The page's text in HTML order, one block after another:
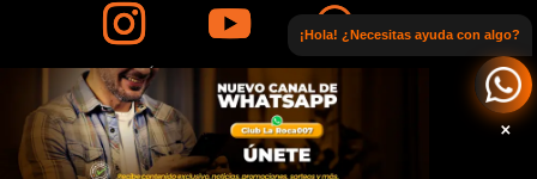
Únete a nuestro canal de WhatsApp
© Copyright 2024. Todos los derechos
reservados. Sitio web elaborado por
WWW.CESARLITTLE.COM
¡Hola! ¿Necesitas ayuda con algo?
×